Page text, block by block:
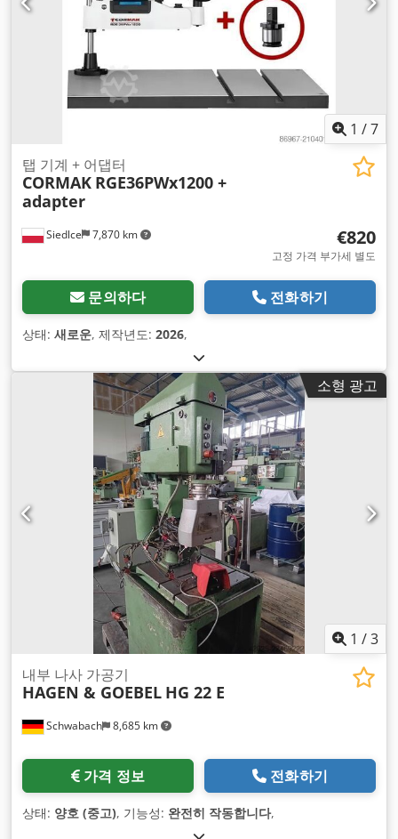
1 /7
Siedlce 7,870 km
탭 기계 + 어댑터
CORMAK RGE36PWx1200 +
adapter
€820
고정 가격 부가세 별도
문의하다 전화하기
상태: 새로운, 제작년도: 2026,
소형 광고
1 /3
Schwabach 8,685 km
내부 나사 가공기
HAGEN & GOEBEL HG 22 E
가격 정보 전화하기
상태: 양호 (중고), 기능성: 완전히 작동합니다,